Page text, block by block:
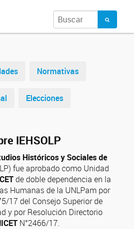
Normativas
Elecciones
IEHSOLP
Históricos y Sociales de
fue aprobado como Unidad
de doble dependencia en la
Humanas de la UNLPam por
17 del Consejo Superior de
y por Resolución Directorio
N°2466/17.